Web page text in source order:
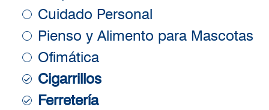
Cuidado Personal
Pienso y Alimento para Mascotas
Ofimática
Cigarrillos
Ferretería